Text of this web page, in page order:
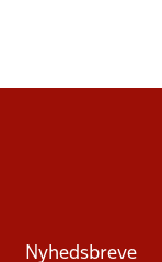
Nyhedsbreve